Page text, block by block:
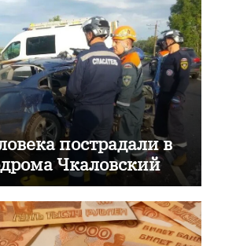
пострадали в
Чкаловский